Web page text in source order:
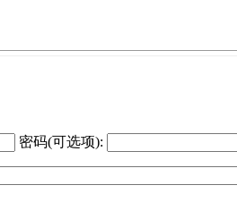
密码(可选项):